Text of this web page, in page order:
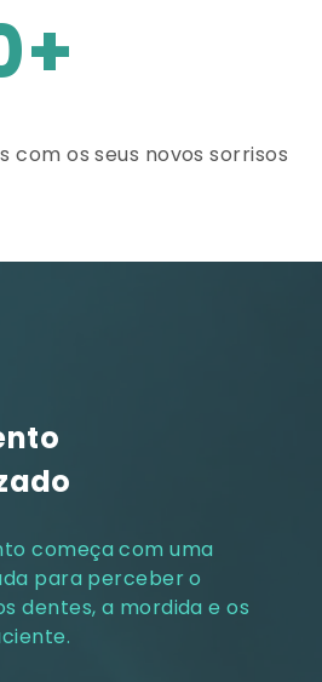
com os seus novos sorrisos
começa com uma
para perceber o
dentes, a mordida e os